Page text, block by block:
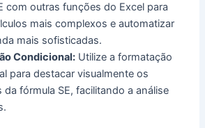
com outras funções do Excel para
mais complexos e automatizar
mais sofisticadas.
Condicional: Utilize a formatação
para destacar visualmente os
da fórmula SE, facilitando a análise